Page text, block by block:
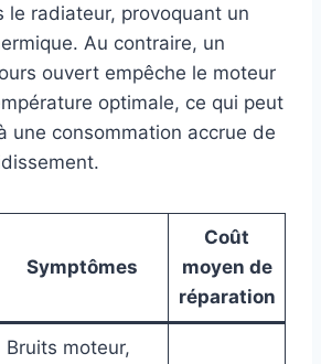
le radiateur, provoquant un
Au contraire, un
ouvert empêche le moteur
optimale, ce qui peut
une consommation accrue de
Symptômes
Coût
moyen de
réparation
Bruits moteur,